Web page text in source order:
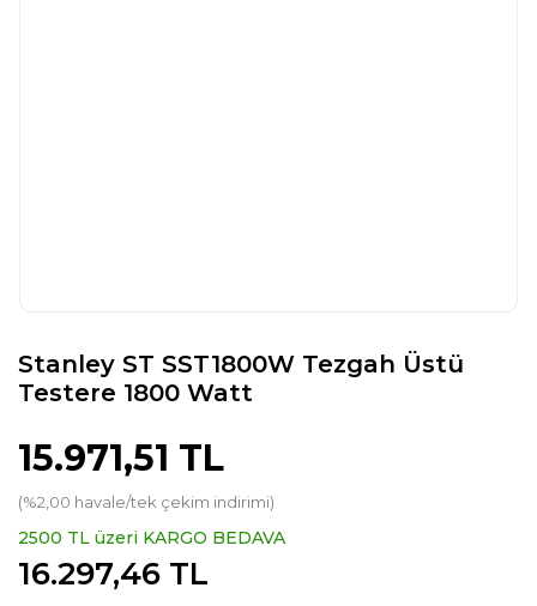
Stanley ST SST1800W Tezgah Üstü
Testere 1800 Watt
15.971,51 TL
(%2,00 havale/tek çekim indirimi)
2500 TL üzeri KARGO BEDAVA
16.297,46 TL